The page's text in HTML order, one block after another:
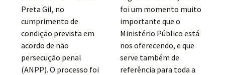
Preta Gil, no
cumprimento de
condição prevista em
acordo de não
persecução penal
(ANPP). O processo foi
foi um momento muito
importante que o
Ministério Público está
nos oferecendo, e que
serve também de
referência para toda a